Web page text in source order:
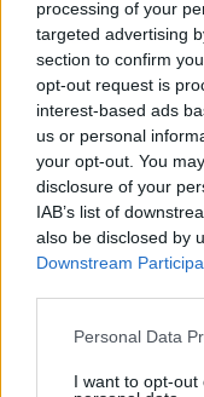
processing of your
targeted advertising
section to confirm
opt-out request is
interest-based ads
us or personal
your opt-out. You
disclosure of your
IAB’s list of
also be disclosed by
Downstream
Personal Data
I want to opt-
Čím viac sú jeho
pravdepodobnosť,
4. Vôňa
Ak necítite zo
že nebol
by mala voňať
5. Zvuk
Na záver je tu
poklepaní
a
h
f
o
r
: